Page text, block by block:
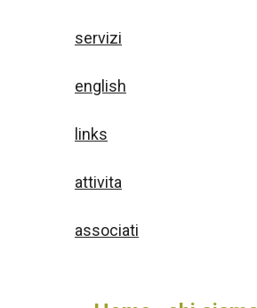
servizi
english
links
attivita
associati